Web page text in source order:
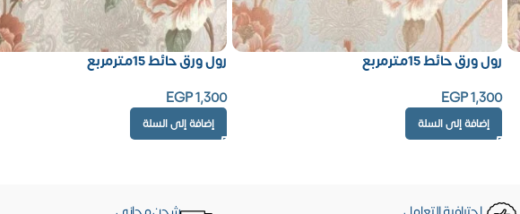
رول ورق حائط 15مترمربع
EGP1,300
إضافة إلى السلة
رول ورق حائط 15مترمربع
EGP1,300
إضافة إلى السلة